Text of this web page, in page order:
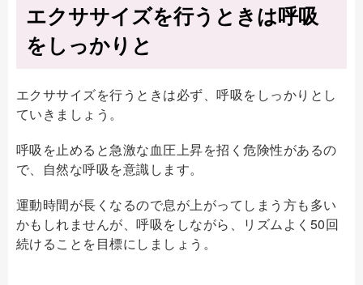
エクササイズを行うときは呼吸
をしっかりと
エクササイズを行うときは必ず、呼吸をしっかりとし
ていきましょう。
呼吸を止めると急激な血圧上昇を招く危険性があるの
で、自然な呼吸を意識します。
運動時間が長くなるので息が上がってしまう方も多い
かもしれませんが、呼吸をしながら、リズムよく50回
続けることを目標にしましょう。